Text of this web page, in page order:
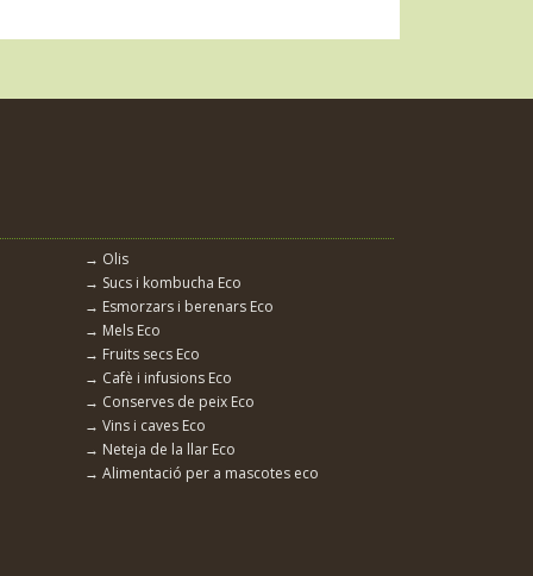
→ Olis
→ Sucs i kombucha Eco
→ Esmorzars i berenars Eco
→ Mels Eco
→ Fruits secs Eco
→ Cafè i infusions Eco
→ Conserves de peix Eco
→ Vins i caves Eco
→ Neteja de la llar Eco
→ Alimentació per a mascotes eco